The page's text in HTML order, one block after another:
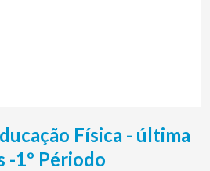
Física - última
-1º Périodo